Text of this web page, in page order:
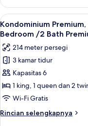
Townhouse
Eksekutif,
3
kamar
Lihat
semua
foto
untuk
Kondominium
Premium,
3
kamar
tidur,
2
11
Kondominium
Bedroom /2 Bath
214 meter persegi
3 kamar tidur
Kapasitas 6
1 king, 1 queen dan 2
Wi-Fi Gratis
Rincian selengkapnya
Rincian